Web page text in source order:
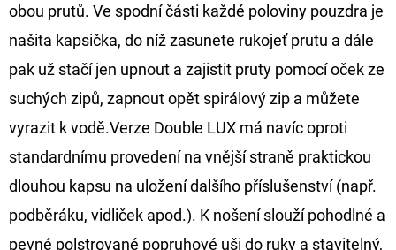
obou prutů. Ve spodní části každé poloviny pouzdra je
našita kapsička, do níž zasunete rukojeť prutu a dále
pak už stačí jen upnout a zajistit pruty pomocí oček ze
suchých zipů, zapnout opět spirálový zip a můžete
vyrazit k vodě.Verze Double LUX má navíc oproti
standardnímu provedení na vnější straně praktickou
dlouhou kapsu na uložení dalšího příslušenství (např.
podběráku, vidliček apod.). K nošení slouží pohodlné a
pevné polstrované popruhové uši do ruky a stavitelný,
BOILIE
RIG
PLUS
25LB
Kč
Původně:
79
Kč